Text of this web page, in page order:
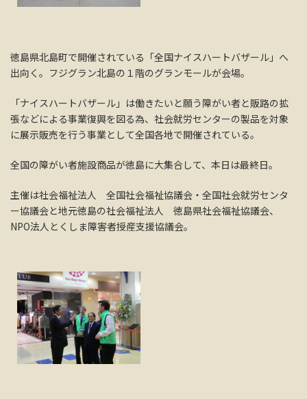
徳島県北島町で開催されている「全国ナイスハートバザール」へ
出向く。フジグラン北島の１階のグランモールが会場。
「ナイスハートバザール」は働きたいと願う障がい者と販路の拡
張などによる事業復興を図る為、社会就労センターの製品を対象
に展示販売を行う事業として全国各地で開催されている。
全国の障がい者施設商品が徳島に大集合して、本日は最終日。
主催は社会福祉法人 全国社会福祉協議会・全国社会就労センタ
ー協議会と地元徳島の社会福祉法人 徳島県社会福祉協議会、
NPO法人とくしま障害者授産支援協議会。